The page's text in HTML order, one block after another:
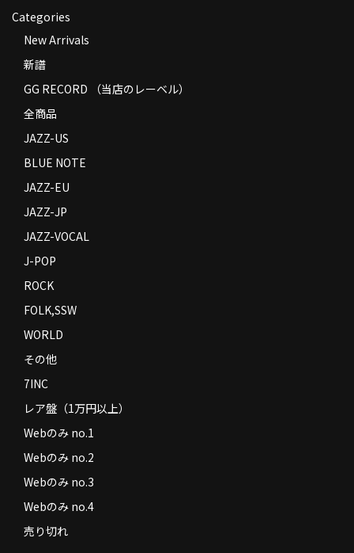
特定商取引法に基づく表示
Contact
Categories
New Arrivals
新譜
GG RECORD （当店のレーベル）
全商品
JAZZ-US
BLUE NOTE
JAZZ-EU
JAZZ-JP
JAZZ-VOCAL
J-POP
ROCK
FOLK,SSW
WORLD
その他
7INC
レア盤（1万円以上）
Webのみ no.1
Webのみ no.2
Webのみ no.3
Webのみ no.4
売り切れ